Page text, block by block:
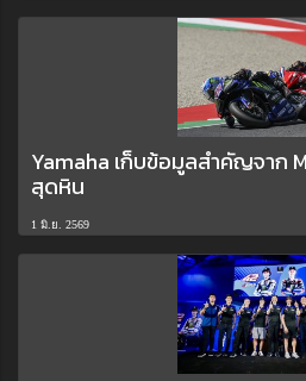
Yamaha เก็บข้อมูลสำคัญจาก
สุดหิน
1 มิ.ย. 2569